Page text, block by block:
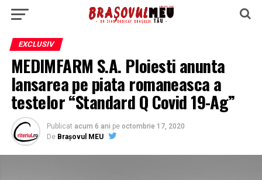
EXCLUSIV
MEDIMFARM S.A. Ploiesti anunta
lansarea pe piata romaneasca a
testelor “Standard Q Covid 19-Ag”
Publicat acum 6 ani pe octombrie 17, 2020
De Brașovul MEU